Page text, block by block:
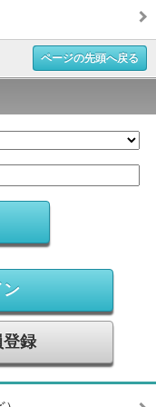
ページの先頭へ戻る
ン
登録